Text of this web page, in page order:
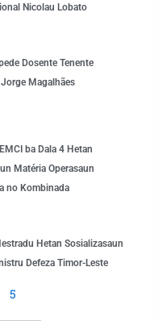
Nicolau Lobato
Dosente Tenente
Magalhães
ba Dala 4 Hetan
Matéria Operasaun
no Kombinada
Hetan Sosializasaun
Defeza Timor-Leste
5